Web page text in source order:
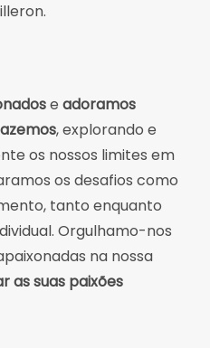
e adoramos
, explorando e
os nossos limites em
os desafios como
tanto enquanto
Orgulhamo-nos
na nossa
as suas paixões